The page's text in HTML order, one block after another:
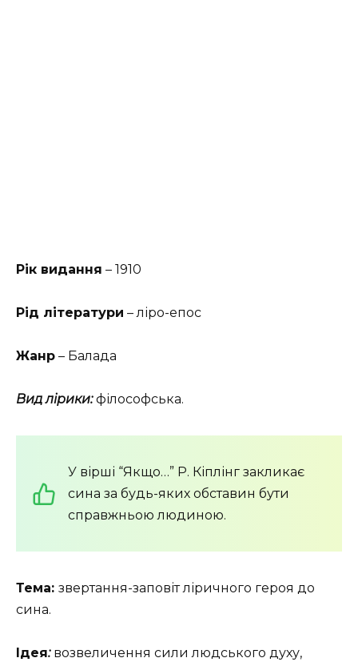
Рік видання – 1910
Рід літератури – ліро-епос
Жанр – Балада
Вид лірики:філософська.
У вірші “Якщо…” Р. Кіплінг закликає
сина за будь-яких обставин бути
справжньою людиною.
Тема: звертання-заповіт ліричного героя до
сина.
Ідея: возвеличення сили людського духу,